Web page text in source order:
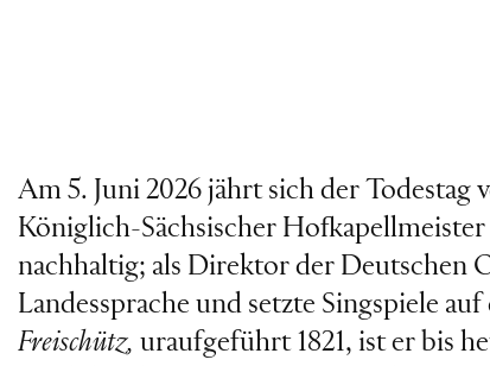
Am 5. Juni 2026 jährt sich der
Königlich-Sächsischer
nachhaltig; als Direktor der Deutschen
Landessprache und setzte Singspiele
Freischütz, uraufgeführt 1821, ist er bis